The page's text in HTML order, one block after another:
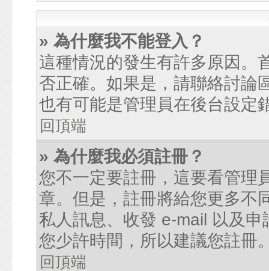
» 為什麼我不能登入？
這種情況的發生有許多原因。
否正確。如果是，請聯絡討論
也有可能是管理員在後台設定
回頂端
» 為什麼我必須註冊？
您不一定要註冊，這要看管理
章。但是，註冊將給您更多不
私人訊息、收發 e-mail 以及
您少許時間，所以建議您註冊
回頂端